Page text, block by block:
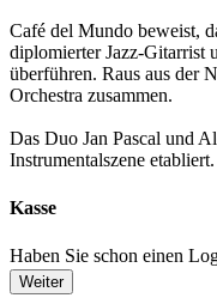
Café del Mundo beweist,
diplomierter Jazz-Gitarrist
überführen. Raus aus der
Orchestra zusammen.
Das Duo Jan Pascal und
Instrumentalszene
Kasse
Haben Sie schon einen
Weiter